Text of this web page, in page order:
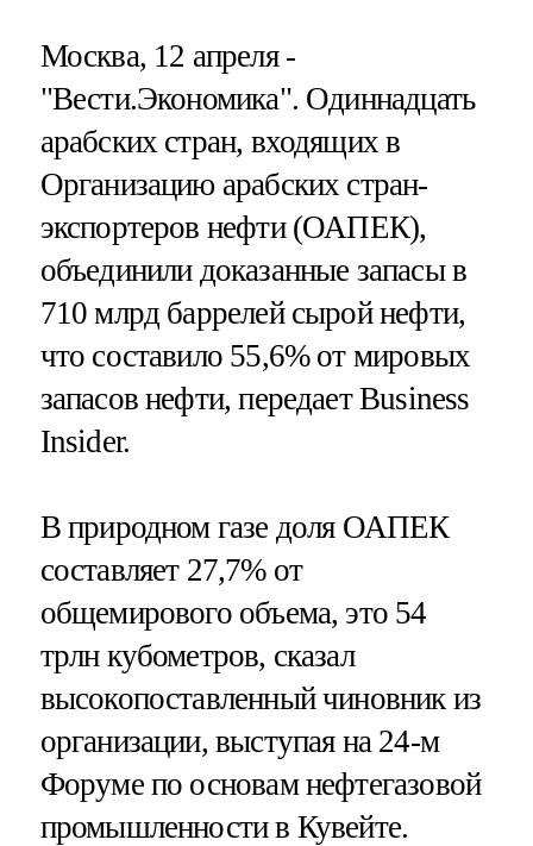
Москва, 12 апреля -
"Вести.Экономика". Одиннадцать
арабских стран, входящих в
Организацию арабских стран-
экспортеров нефти (ОАПЕК),
объединили доказанные запасы в
710 млрд баррелей сырой нефти,
что составило 55,6% от мировых
запасов нефти, передает Business
Insider.
В природном газе доля ОАПЕК
составляет 27,7% от
общемирового объема, это 54
трлн кубометров, сказал
высокопоставленный чиновник из
организации, выступая на 24-м
Форуме по основам нефтегазовой
промышленности в Кувейте.